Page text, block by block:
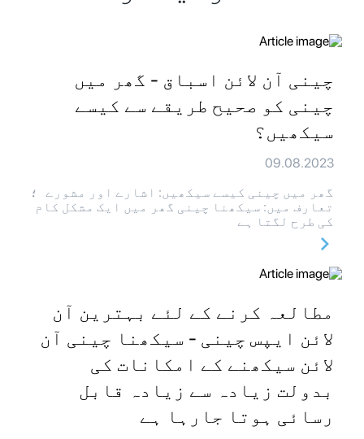
چینی آن لائن اسباق - گھر میں
چینی کو صحیح طریقے سے کیسے
سیکھیں؟
09.08.2023
گھر میں چینی کیسے سیکھیں: اشارے اور مشورے ؛
تعارف میں: سیکھنا چینی گھر میں ایک مشکل کام
کی طرح لگتا ہے
مطالعہ کرنے کے لئے بہترین آن
لائن ایپس چینی - سیکھنا چینی آن
لائن سیکھنے کے امکانات کی
بدولت زیادہ سے زیادہ قابل
رسائی ہوتا جارہا ہے